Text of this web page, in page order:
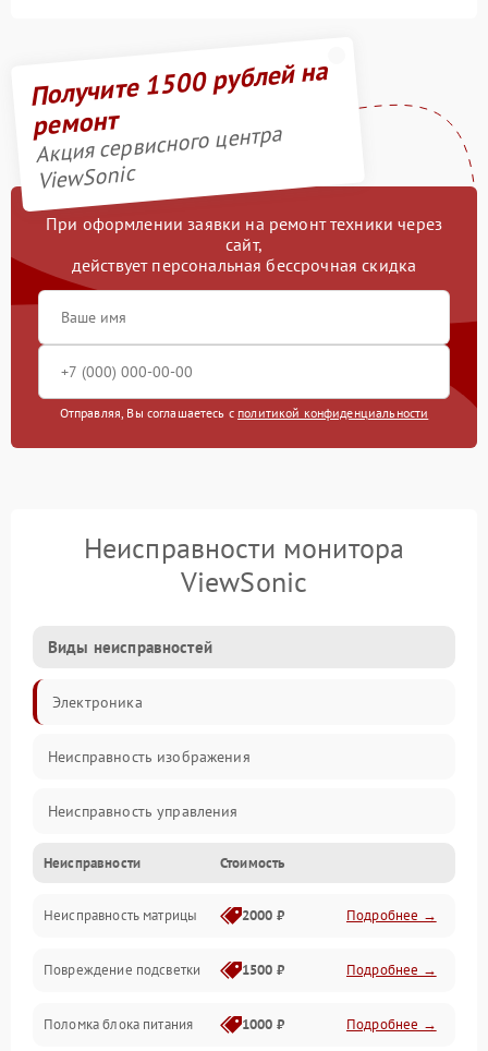
Получите 1500 рублей на
ремонт
Акция сервисного центра
ViewSonic
При оформлении заявки на ремонт техники через
сайт,
действует персональная бессрочная скидка
Отправляя, Вы соглашаетесь с политикой конфиденциальности
Неисправности монитора
ViewSonic
Виды неисправностей
Электроника
Неисправность изображения
Неисправность управления
Неисправность интерфейсов
Прочие неисправности
Неисправность звука
Механические повреждения
Неисправности Стоимость
Неисправность матрицы 2000 ₽ Подробнее →
Повреждение подсветки 1500 ₽ Подробнее →
Поломка блока питания 1000 ₽ Подробнее →